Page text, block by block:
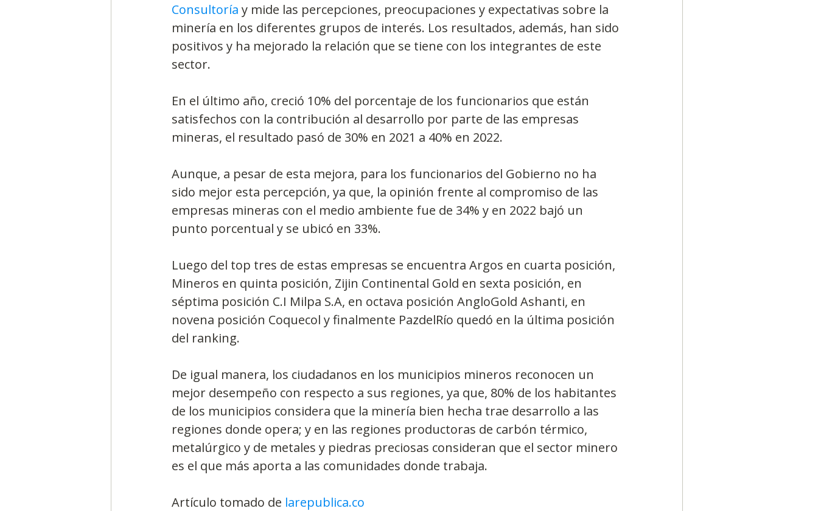
Consultoría y mide las percepciones, preocupaciones y expectativas sobre la
minería en los diferentes grupos de interés. Los resultados, además, han sido
positivos y ha mejorado la relación que se tiene con los integrantes de este
sector.
En el último año, creció 10% del porcentaje de los funcionarios que están
satisfechos con la contribución al desarrollo por parte de las empresas
mineras, el resultado pasó de 30% en 2021 a 40% en 2022.
Aunque, a pesar de esta mejora, para los funcionarios del Gobierno no ha
sido mejor esta percepción, ya que, la opinión frente al compromiso de las
empresas mineras con el medio ambiente fue de 34% y en 2022 bajó un
punto porcentual y se ubicó en 33%.
Luego del top tres de estas empresas se encuentra Argos en cuarta posición,
Mineros en quinta posición, Zijin Continental Gold en sexta posición, en
séptima posición C.I Milpa S.A, en octava posición AngloGold Ashanti, en
novena posición Coquecol y finalmente PazdelRío quedó en la última posición
del ranking.
De igual manera, los ciudadanos en los municipios mineros reconocen un
mejor desempeño con respecto a sus regiones, ya que, 80% de los habitantes
de los municipios considera que la minería bien hecha trae desarrollo a las
regiones donde opera; y en las regiones productoras de carbón térmico,
metalúrgico y de metales y piedras preciosas consideran que el sector minero
es el que más aporta a las comunidades donde trabaja.
Artículo tomado de larepublica.co